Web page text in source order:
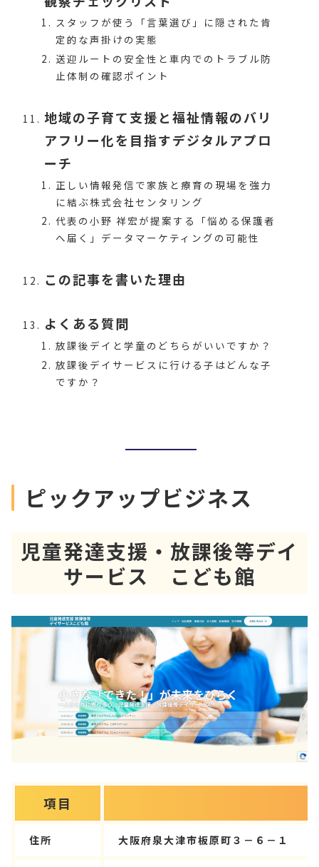
スタッフが使う「言葉選び」に隠された肯
定的な声掛けの実態
送迎ルートの安全性と車内でのトラブル防
止体制の確認ポイント
地域の子育て支援と福祉情報のバリ
アフリー化を目指すデジタルアプロ
ーチ
正しい情報発信で家族と療育の現場を強力
に結ぶ株式会社センタリング
代表の小野 祥宏が提案する「悩める保護者
へ届く」データマーケティングの可能性
この記事を書いた理由
よくある質問
放課後デイと学童のどちらがいいですか？
放課後デイサービスに行ける子はどんな子
ですか？
ピックアップビジネス
児童発達支援・放課後等デイ
サービス こども館
項目
住所 大阪府泉大津市板原町３－６－１